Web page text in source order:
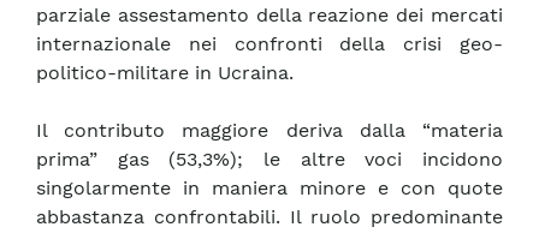
parziale assestamento della reazione dei mercati
internazionale nei confronti della crisi geo-
politico-militare in Ucraina.
Il contributo maggiore deriva dalla “materia
prima” gas (53,3%); le altre voci incidono
singolarmente in maniera minore e con quote
abbastanza confrontabili. Il ruolo predominante